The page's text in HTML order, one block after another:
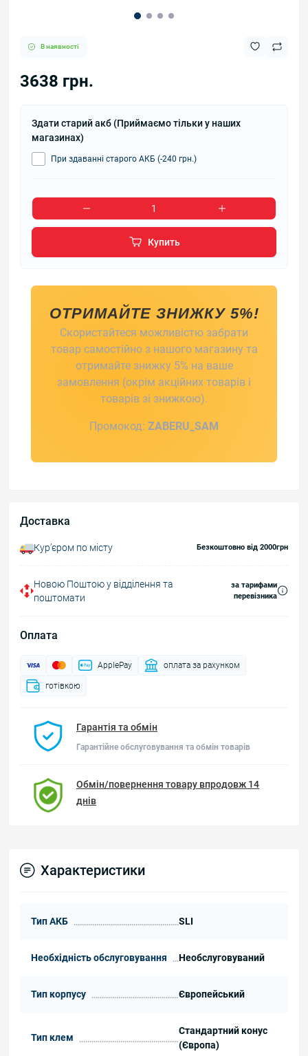
В наявності
3638 грн.
Здати старий акб (Приймаємо тільки у наших
магазинах)
При здаванні старого АКБ (-240 грн.)
Купить
ОТРИМАЙТЕ ЗНИЖКУ 5%!
Скористайтеся можливістю забрати
товар самостійно з нашого магазину та
отримайте знижку 5% на ваше
замовлення (окрім акційних товарів і
товарів зі знижкою).
Промокод: ZABERU_SAM
Доставка
Курʼєром по місту Безкоштовно від 2000грн
Новою Поштою у відділення та
поштомати
за тарифами
перевізника
Оплата
ApplePay оплата за рахунком
готівкою
Гарантія та обмін
Гарантійне обслуговування та обмін товарів
Обмін/повернення товару впродовж 14
днів
Характеристики
Тип АКБ SLI
Необхідність обслуговування Необслуговуваний
Тип корпусу Європейський
Тип клем
Стандартний конус
(Європа)